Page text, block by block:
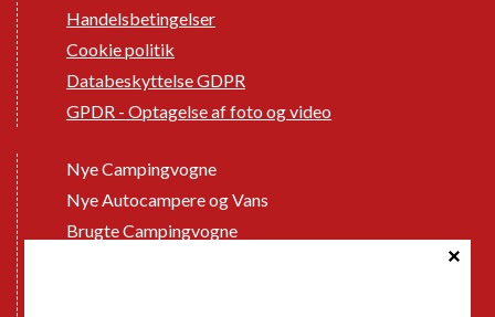
Handelsbetingelser
Cookie politik
Databeskyttelse GDPR
GPDR - Optagelse af foto og video
Nye Campingvogne
Nye Autocampere og Vans
Brugte Campingvogne